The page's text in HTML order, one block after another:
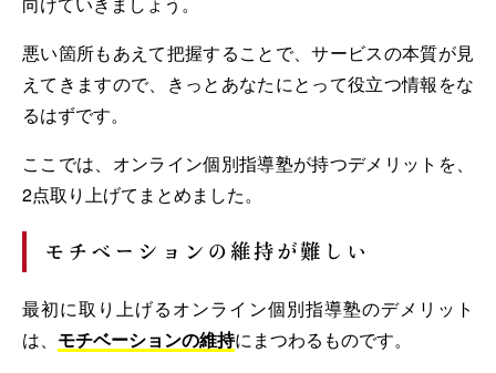
悪い箇所もあえて把握することで、サービスの本質が見
えてきますので、きっとあなたにとって役立つ情報をな
るはずです。
ここでは、オンライン個別指導塾が持つデメリットを、
2点取り上げてまとめました。
モチベーションの維持が難しい
最初に取り上げるオンライン個別指導塾のデメリット
は、 モチベーションの維持にまつわるものです。